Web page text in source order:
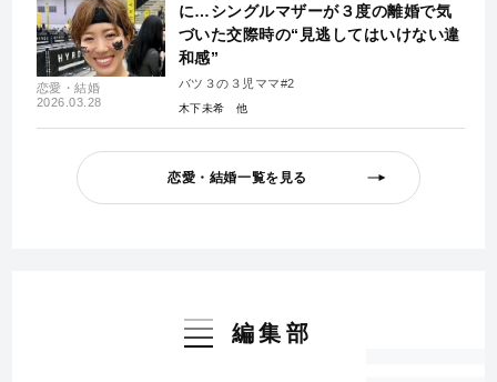
恋愛・結婚
2026.03.28
に…シングルマザーが３度の離婚で気
づいた交際時の“見逃してはいけない違
和感”
バツ３の３児ママ#2
木下未希
恋愛・結婚一覧を見る
編集部